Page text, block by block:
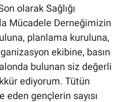
olarak Sağlığı
Mücadele Derneğimizin
planlama kuruluna,
ekibine, basın
bulunan siz değerli
ediyorum. Tütün
gençlerin sayısı